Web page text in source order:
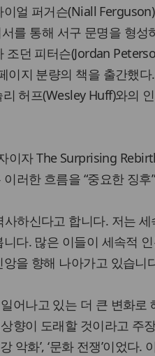
얼 퍼거슨(Niall
를 통해 서구 문명을 형성
던 피터슨(Jordan
이지 분량의 책을 출간했
허프(Wesley Huff)와의
이자 The Surprising
러한 흐름을 “중요한 징후
하신다고 합니다. 저는
다. 많은 이들이 세속적
을 향해 나아가고 있습니
어나고 있는 더 큰 변화로
향이 도래할 것이라고 주
악화’, ‘문화 전쟁’이었다.